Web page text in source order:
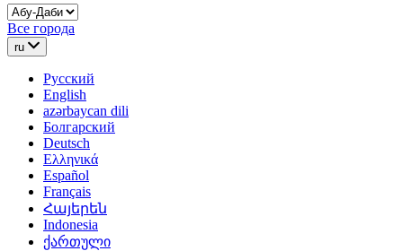
Все города
ru
Русский
English
azərbaycan dili
Болгарский
Deutsch
Ελληνικά
Español
Français
Հայերեն
Indonesia
ქართული